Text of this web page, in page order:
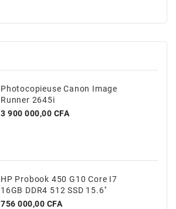
Photocopieuse Canon Image
Runner 2645i
Prix
3 900 000,00 CFA
HP Probook 450 G10 Core I7
16GB DDR4 512 SSD 15.6''
Prix
756 000,00 CFA